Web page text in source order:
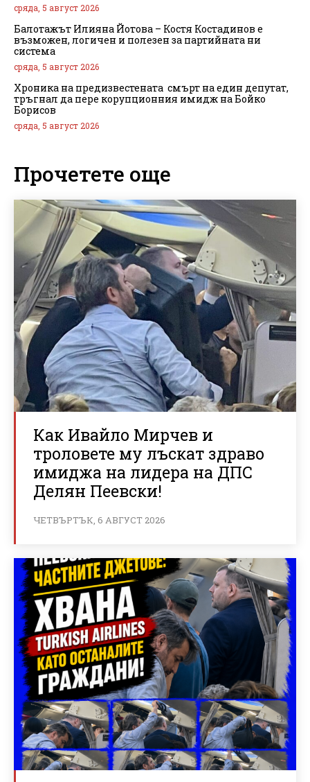
сряда, 5 август 2026
Балотажът Илияна Йотова – Костя Костадинов е
възможен, логичен и полезен за партийната ни
система
сряда, 5 август 2026
Хроника на предизвестената смърт на един депутат,
тръгнал да пере корупционния имидж на Бойко
Борисов
сряда, 5 август 2026
Прочетете още
Как Ивайло Мирчев и
троловете му лъскат здраво
имиджа на лидера на ДПС
Делян Пеевски!
ЧЕТВЪРТЪК, 6 АВГУСТ 2026